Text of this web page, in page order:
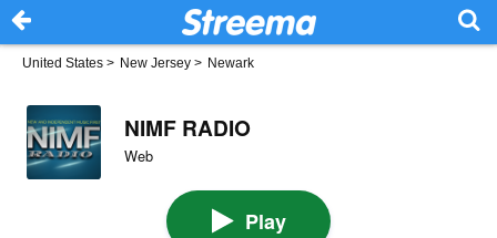
United States > New Jersey > Newark
NIMF RADIO
Web
Play